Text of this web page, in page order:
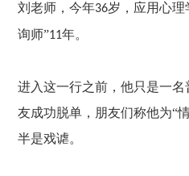
刘老师，今年36岁，应用心理
询师”11年。
进入这一行之前，他只是一
友成功脱单，朋友们称他为“
半是戏谑。